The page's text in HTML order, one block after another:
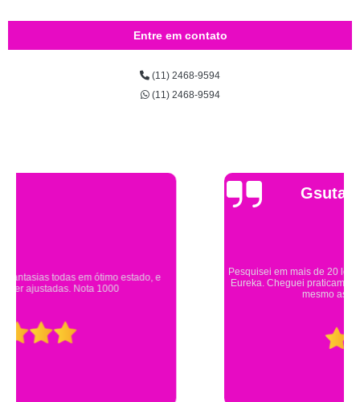
Entre em contato
(11) 2468-9594
(11) 2468-9594
Pesquisei em mais de 20 lojas e só encontrei a fantasia de meu filho na
Eureka. Cheguei praticamente no horário em que estavam fechando e
mesmo assim fui muito bem atendido.